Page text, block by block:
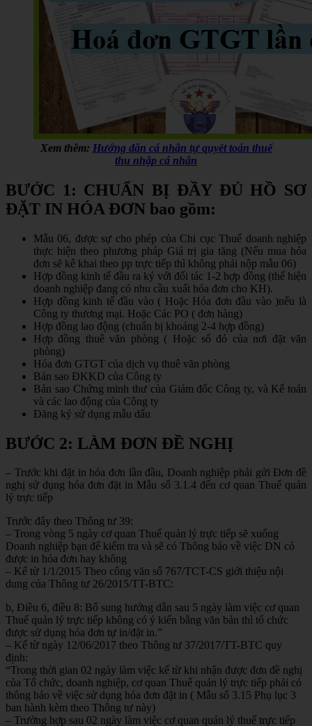
Xem thêm: Hướng dẫn cá nhân tự quyết toán thuế
thu nhập cá nhân
BƯỚC 1: CHUẨN BỊ ĐẦY ĐỦ HỒ SƠ
ĐẶT IN HÓA ĐƠN bao gồm:
Mẫu 06, được sự cho phép của Chi cục Thuế doanh nghiệp
thực hiện theo phương pháp Giá trị gia tăng (Nếu mua hóa
đơn sẽ kê khai theo pp trực tiếp thì không phải nộp mẫu 06)
Hợp đồng kinh tế đầu ra ký với đối tác 1-2 hợp đồng (thể hiện
doanh nghiệp đang có nhu cầu xuất hóa đơn cho KH).
Hợp đồng kinh tế đầu vào ( Hoặc Hóa đơn đầu vào )nếu là
Công ty thương mại. Hoặc Các PO ( đơn hàng)
Hợp đồng lao động (chuẩn bị khoảng 2-4 hợp đồng)
Hợp đồng thuê văn phòng ( Hoặc sổ đỏ của nơi đặt văn
phòng)
Hóa đơn GTGT của dịch vụ thuê văn phòng
Bản sao ĐKKD của Công ty
Bản sao Chứng minh thư của Giám đốc Công ty, và Kế toán
và các lao động của Công ty
Đăng ký sử dụng mẫu dấu
BƯỚC 2: LÀM ĐƠN ĐỀ NGHỊ
– Trước khi đặt in hóa đơn lần đầu, Doanh nghiệp phải gửi Đơn đề
nghị sử dụng hóa đơn đặt in Mẫu số 3.1.4 đến cơ quan Thuế quản
lý trực tiếp
Trước đây theo Thông tư 39:
– Trong vòng 5 ngày cơ quan Thuế quản lý trực tiếp sẽ xuống
Doanh nghiệp bạn để kiểm tra và sẽ có Thông báo về việc DN có
được in hóa đơn hay không
– Kể từ 1/1/2015 Theo công văn số 767/TCT-CS giới thiệu nội
dung của Thông tư 26/2015/TT-BTC:
b, Điều 6, điều 8: Bổ sung hướng dẫn sau 5 ngày làm việc cơ quan
Thuế quản lý trực tiếp không có ý kiến bằng văn bản thì tổ chức
được sử dụng hóa đơn tự in/đặt in.”
– Kể từ ngày 12/06/2017 theo Thông tư 37/2017/TT-BTC quy
định:
“Trong thời gian 02 ngày làm việc kể từ khi nhận được đơn đề nghị
của Tổ chức, doanh nghiệp, cơ quan Thuế quản lý trực tiếp phải có
thông báo về việc sử dụng hóa đơn đặt in ( Mẫu số 3.15 Phụ lục 3
ban hành kèm theo Thông tư này)
– Trường hợp sau 02 ngày làm việc cơ quan quản lý thuế trực tiếp